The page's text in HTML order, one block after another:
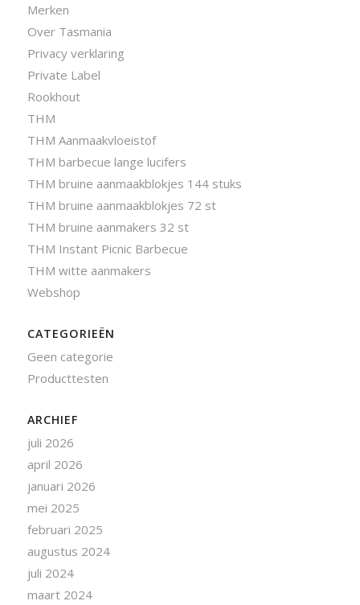
Merken
Over Tasmania
Privacy verklaring
Private Label
Rookhout
THM
THM Aanmaakvloeistof
THM barbecue lange lucifers
THM bruine aanmaakblokjes 144 stuks
THM bruine aanmaakblokjes 72 st
THM bruine aanmakers 32 st
THM Instant Picnic Barbecue
THM witte aanmakers
Webshop
CATEGORIEËN
Geen categorie
Producttesten
ARCHIEF
juli 2026
april 2026
januari 2026
mei 2025
februari 2025
augustus 2024
juli 2024
maart 2024